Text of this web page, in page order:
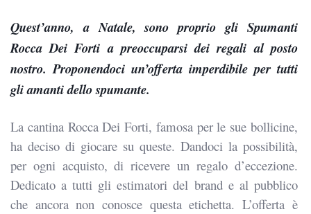
Quest’anno, a Natale, sono proprio gli Spumanti
Rocca Dei Forti a preoccuparsi dei regali al posto
nostro. Proponendoci un’offerta imperdibile per tutti
gli amanti dello spumante.
La cantina Rocca Dei Forti, famosa per le sue bollicine,
ha deciso di giocare su queste. Dandoci la possibilità,
per ogni acquisto, di ricevere un regalo d’eccezione.
Dedicato a tutti gli estimatori del brand e al pubblico
che ancora non conosce questa etichetta. L’offerta è